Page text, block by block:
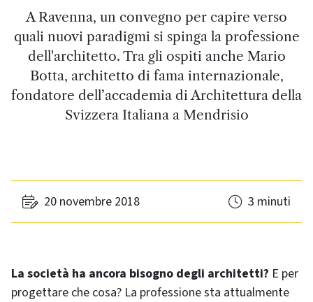
A Ravenna, un convegno per capire verso
quali nuovi paradigmi si spinga la professione
dell'architetto. Tra gli ospiti anche Mario
Botta, architetto di fama internazionale,
fondatore dell’accademia di Architettura della
Svizzera Italiana a Mendrisio
20 novembre 2018 3 minuti
La società ha ancora bisogno degli architetti? E per
progettare che cosa? La professione sta attualmente